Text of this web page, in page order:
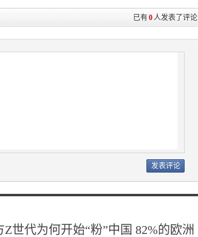
已有0人发表了评论
Z世代为何开始“粉”中国 82%的欧洲